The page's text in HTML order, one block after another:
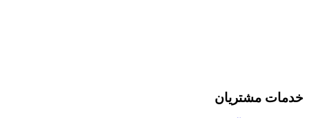
خدمات مشتریان